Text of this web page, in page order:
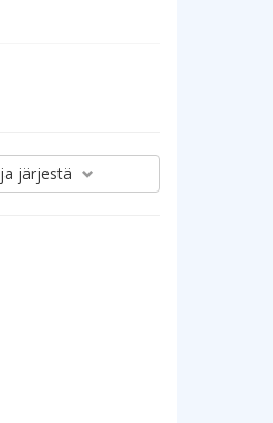
ja järjestä